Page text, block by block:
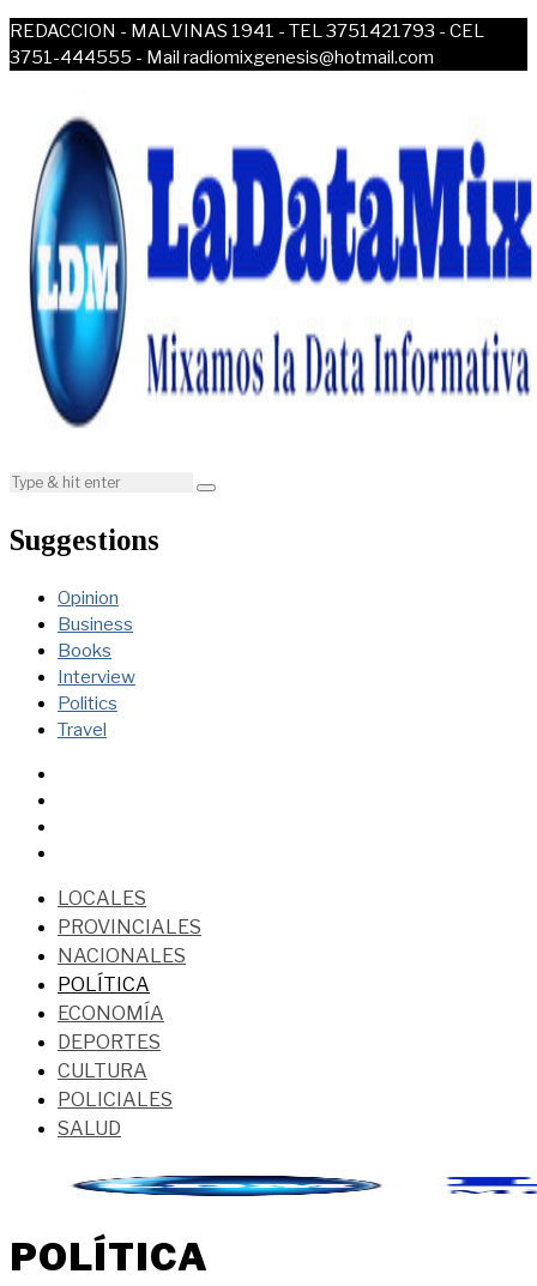
REDACCION - MALVINAS 1941 - TEL 3751421793 - CEL
3751-444555 - Mail radiomixgenesis@hotmail.com
Suggestions
Opinion
Business
Books
Interview
Politics
Travel
LOCALES
PROVINCIALES
NACIONALES
POLÍTICA
ECONOMÍA
DEPORTES
CULTURA
POLICIALES
SALUD
POLÍTICA